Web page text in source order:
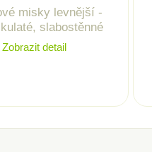
misky levnější -
slabostěnné
Zobrazit detail